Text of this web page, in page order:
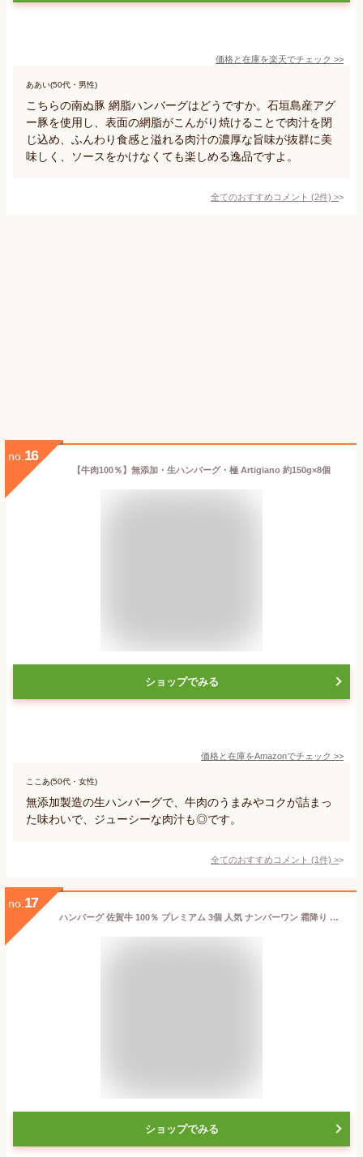
価格と在庫を楽天でチェック >>
ああい(50代・男性)
こちらの南ぬ豚 網脂ハンバーグはどうですか。石垣島産アグ
ー豚を使用し、表面の網脂がこんがり焼けることで肉汁を閉
じ込め、ふんわり食感と溢れる肉汁の濃厚な旨味が抜群に美
味しく、ソースをかけなくても楽しめる逸品ですよ。
全てのおすすめコメント (2件) >
no. 16
【牛肉100％】無添加・生ハンバーグ・極 Artigiano 約150g×8個
ショップでみる
価格と在庫をAmazonでチェック >>
ここあ(50代・女性)
無添加製造の生ハンバーグで、牛肉のうまみやコクが詰まっ
た味わいで、ジューシーな肉汁も◎です。
全てのおすすめコメント (1件) >
no. 17
ハンバーグ 佐賀牛 100％ プレミアム 3個 人気 ナンバーワン 霜降り 佐賀県 高級ハンバーグ お取り寄せ 詰め合わせ 内祝い ギフト はんばーぐ 高級グルメ ブランド牛 冷凍 個包装 贈答用 贈答品 牛肉 和牛 父の日
ショップでみる